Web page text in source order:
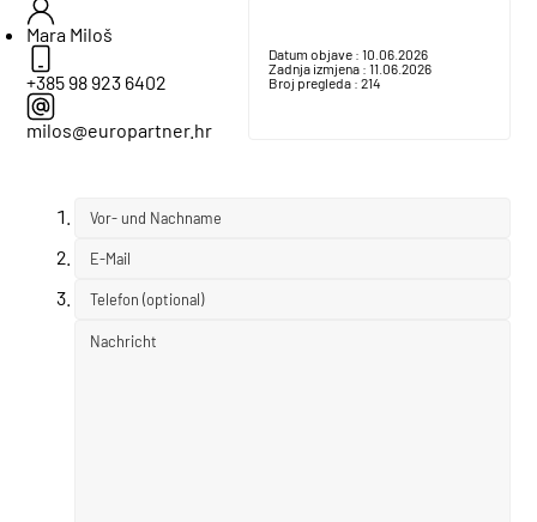
Mara Miloš
+385 98 923 6402
milos@europartner.hr
Datum objave : 10.06.2026
Zadnja izmjena : 11.06.2026
Broj pregleda : 214